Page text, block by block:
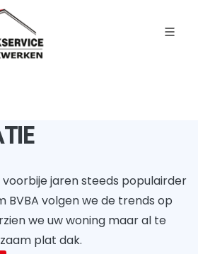
jaren steeds populairder
BVBA volgen we de trends op
we uw woning maar al te
plat dak.